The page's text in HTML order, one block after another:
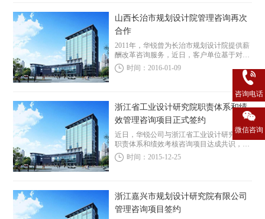
山西长治市规划设计院管理咨询再次
合作
2011年，华锐曾为长治市规划设计院提供薪
酬改革咨询服务，近日，客户单位基于对华
锐专业能力和咨询效果的认可，再次委托华
锐为其提供管理咨询服务，项目于七月底正
式启动。 本次管理咨询项目的主要工作内容
时间：2016-01-09
浙江省工业设计研究院职责体系和绩
效管理咨询项目正式签约
近日，华锐公司与浙江省工业设计研究院就
职责体系和绩效考核咨询项目达成共识，项
目正式签约。 浙江省工业设计研究院（以下
简称工业院）创建于1958年，系省级国有设
时间：2015-12-25
浙江嘉兴市规划设计研究院有限公司
管理咨询项目签约
咨询电话
微信咨询